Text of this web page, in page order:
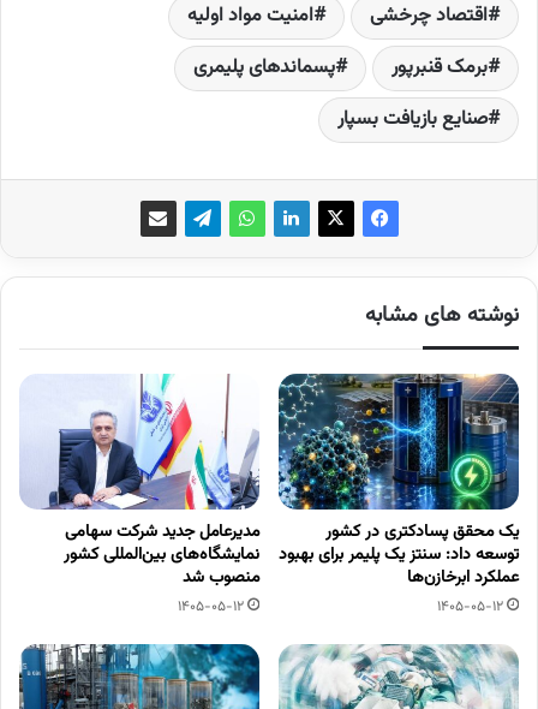
اقتصاد چرخشی
امنیت مواد اولیه
برمک قنبرپور
پسماندهای پلیمری
صنایع بازیافت بسپار
نوشته های مشابه
یک محقق پسادکتری در کشور
توسعه داد: سنتز یک پلیمر برای بهبود
عملکرد ابرخازن‌ها
1405-05-12
مدیرعامل جدید شرکت سهامی
نمایشگاه‌های بین‌المللی کشور
منصوب شد
1405-05-12